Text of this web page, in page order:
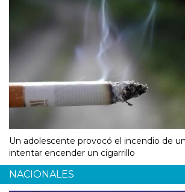
Un adolescente provocó el incendio de
intentar encender un cigarrillo
NACIONALES